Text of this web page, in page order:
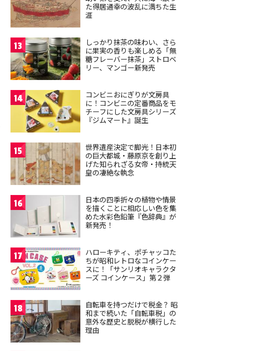
た得居通幸の波乱に満ちた生
涯
13
しっかり抹茶の味わい、さら
に果実の香りも楽しめる「無
糖フレーバー抹茶」ストロベ
リー、マンゴー新発売
14
コンビニおにぎりが文房具
に！コンビニの定番商品をモ
チーフにした文房具シリーズ
『ジムマート』誕生
15
世界遺産決定で脚光！日本初
の巨大都城・藤原京を創り上
げた知られざる女帝・持統天
皇の凄絶な執念
16
日本の四季折々の植物や情景
を描くことに相応しい色を集
めた水彩色鉛筆『色辞典』が
新発売！
17
ハローキティ、ポチャッコた
ちが昭和レトロなコインケー
スに！「サンリオキャラクタ
ーズ コインケース」第２弾
18
自転車を持つだけで税金？ 昭
和まで続いた「自転車税」の
意外な歴史と脱税が横行した
理由